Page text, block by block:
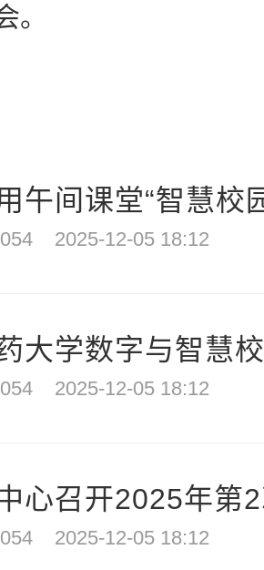
。
午间课堂“智慧校
2025-12-05 18:12
大学数字与智慧
2025-12-05 18:12
心召开2025年第
2025-12-05 18:12